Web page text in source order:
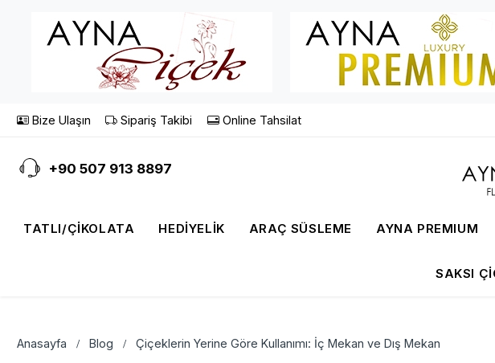
Bize Ulaşın Sipariş Takibi Online Tahsilat
+90 507 913 8897
TATLI/ÇIKOLATA HEDIYELIK ARAÇ SÜSLEME AYNA PREMIUM
SAKSI
Anasayfa / Blog / Çiçeklerin Yerine Göre Kullanımı: İç Mekan ve Dış Mekan